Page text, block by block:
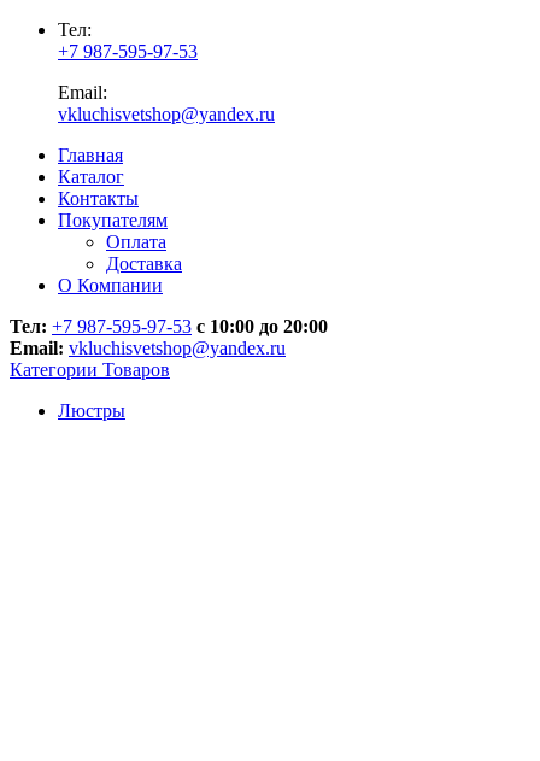
Тел:
+7 987-595-97-53
Email:
vkluchisvetshop@yandex.ru
Главная
Каталог
Контакты
Покупателям
Оплата
Доставка
О Компании
Тел: +7 987-595-97-53 с 10:00 до 20:00
Email: vkluchisvetshop@yandex.ru
Категории Товаров
Люстры